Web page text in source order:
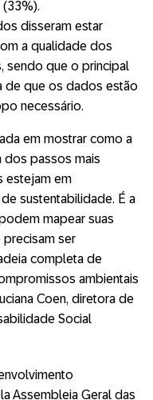
disseram estar
a qualidade dos
sendo que o principal
de que os dados estão
necessário.
em mostrar como a
dos passos mais
estejam em
sustentabilidade. É a
mapear suas
ser
completa de
ambientais
Coen, diretora de
Social
Assembleia Geral das